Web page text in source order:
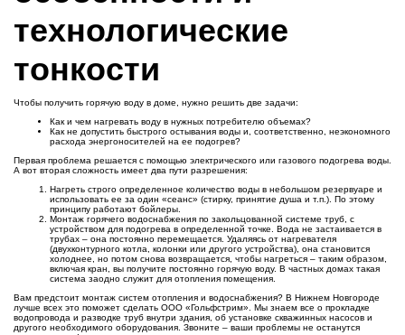
технологические
тонкости
Чтобы получить горячую воду в доме, нужно решить две задачи:
Как и чем нагревать воду в нужных потребителю объемах?
Как не допустить быстрого остывания воды и, соответственно, неэкономного
расхода энергоносителей на ее подогрев?
Первая проблема решается с помощью электрического или газового подогрева воды.
А вот вторая сложность имеет два пути разрешения:
Нагреть строго определенное количество воды в небольшом резервуаре и
использовать ее за один «сеанс» (стирку, принятие душа и т.п.). По этому
принципу работают бойлеры.
Монтаж горячего водоснабжения по закольцованной системе труб, с
устройством для подогрева в определенной точке. Вода не застаивается в
трубах – она постоянно перемещается. Удаляясь от нагревателя
(двухконтурного котла, колонки или другого устройства), она становится
холоднее, но потом снова возвращается, чтобы нагреться – таким образом,
включая кран, вы получите постоянно горячую воду. В частных домах такая
система заодно служит для отопления помещения.
Вам предстоит монтаж систем отопления и водоснабжения? В Нижнем Новгороде
лучше всех это поможет сделать ООО «Гольфстрим». Мы знаем все о прокладке
водопровода и разводке труб внутри здания, об установке скважинных насосов и
другого необходимого оборудования. Звоните – ваши проблемы не останутся